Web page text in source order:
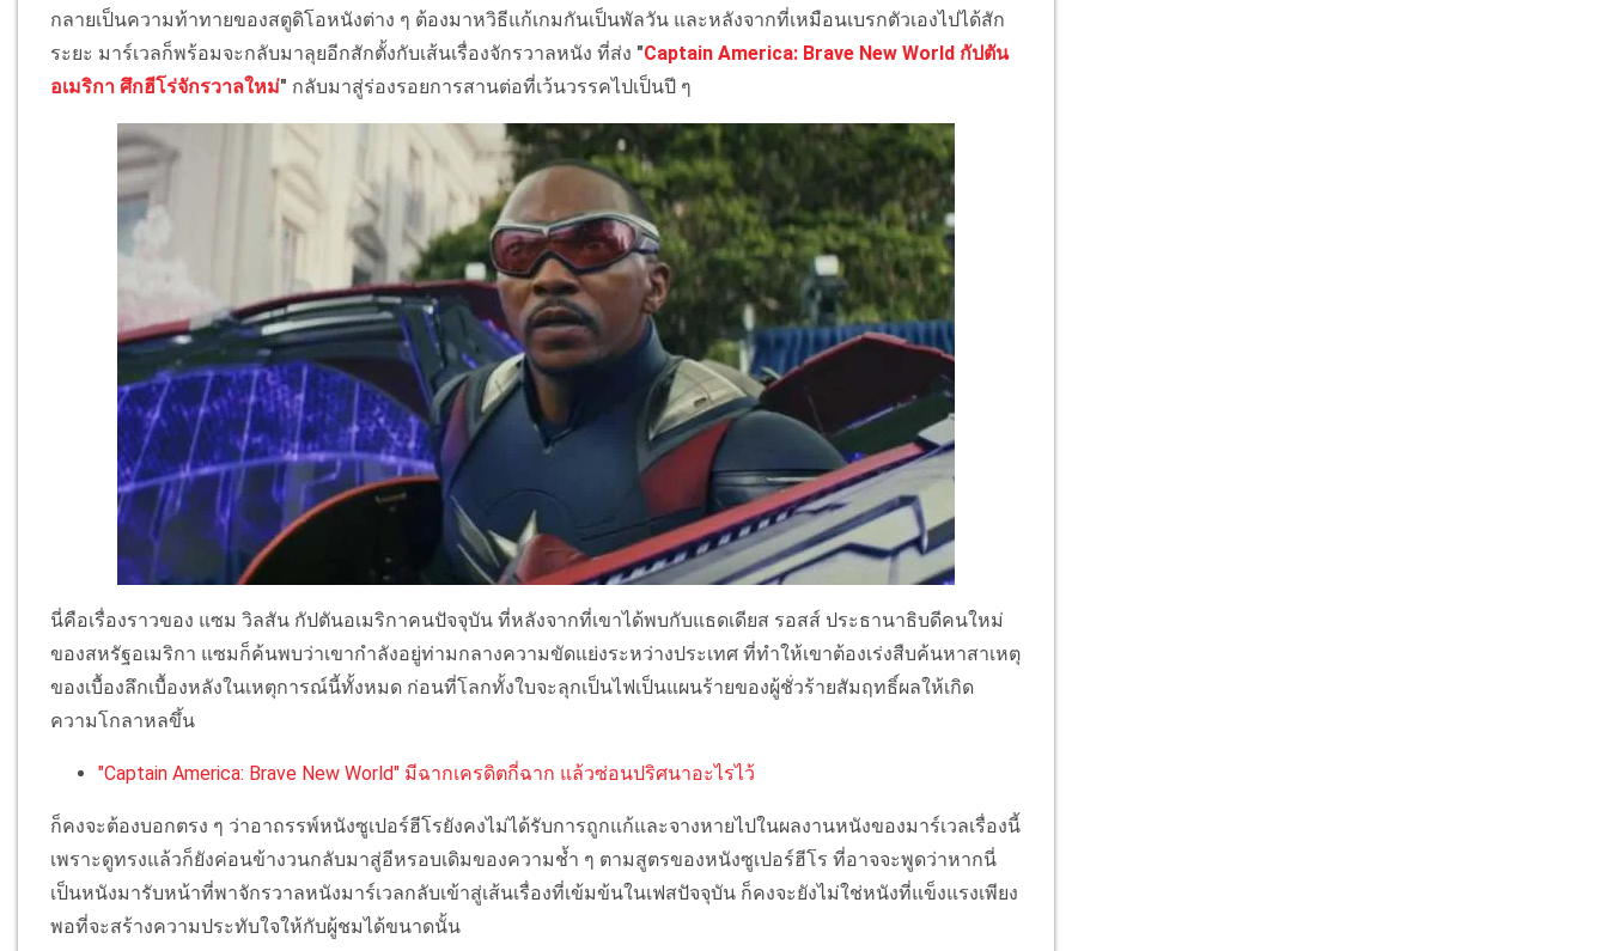
กลายเป็นความท้าทายของสตูดิโอหนังต่าง ๆ ต้องมาหวิธีแก้เกมกันเป็นพัลวัน และหลังจากที่เหมือนเบรกตัวเองไปได้สัก
ระยะ มาร์เวลก็พร้อมจะกลับมาลุยอีกสักตั้งกับเส้นเรื่องจักรวาลหนัง ที่ส่ง "Captain America: Brave New World กัปตัน
อเมริกา ศึกฮีโร่จักรวาลใหม่" กลับมาสู่ร่องรอยการสานต่อที่เว้นวรรคไปเป็นปี ๆ
นี่คือเรื่องราวของ แซม วิลสัน กัปตันอเมริกาคนปัจจุบัน ที่หลังจากที่เขาได้พบกับแธดเดียส รอสส์ ประธานาธิบดีคนใหม่
ของสหรัฐอเมริกา แซมก็ค้นพบว่าเขากำลังอยู่ท่ามกลางความขัดแย่งระหว่างประเทศ ที่ทำให้เขาต้องเร่งสืบค้นหาสาเหตุ
ของเบื้องลึกเบื้องหลังในเหตุการณ์นี้ทั้งหมด ก่อนที่โลกทั้งใบจะลุกเป็นไฟเป็นแผนร้ายของผู้ชั่วร้ายสัมฤทธิ์ผลให้เกิด
ความโกลาหลขึ้น
"Captain America: Brave New World" มีฉากเครดิตกี่ฉาก แล้วซ่อนปริศนาอะไรไว้
ก็คงจะต้องบอกตรง ๆ ว่าอาถรรพ์หนังซูเปอร์ฮีโรยังคงไม่ได้รับการถูกแก้และจางหายไปในผลงานหนังของมาร์เวลเรื่องนี้
เพราะดูทรงแล้วก็ยังค่อนข้างวนกลับมาสู่อีหรอบเดิมของความช้ำ ๆ ตามสูตรของหนังซูเปอร์ฮีโร ที่อาจจะพูดว่าหากนี่
เป็นหนังมารับหน้าที่พาจักรวาลหนังมาร์เวลกลับเข้าสู่เส้นเรื่องที่เข้มข้นในเฟสปัจจุบัน ก็คงจะยังไม่ใช่หนังที่แข็งแรงเพียง
พอที่จะสร้างความประทับใจให้กับผู้ชมได้ขนาดนั้น